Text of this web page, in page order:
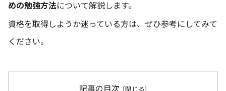
めの勉強方法について解説します。
資格を取得しようか迷っている方は、ぜひ参考にしてみて
ください。
記事の目次